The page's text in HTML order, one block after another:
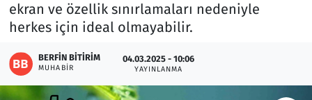
ekran ve özellik sınırlamaları nedeniyle
herkes için ideal olmayabilir.
BERFIN BITIRIM
MUHABIR
04.03.2025 - 10:06
YAYINLANMA
Memur ve Kamu
Otomobil
Oyun